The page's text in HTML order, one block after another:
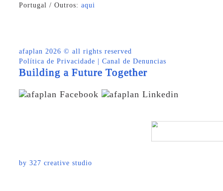
Portugal / Outros: aqui
afaplan 2026 © all rights reserved
Política de Privacidade
Canal de Denuncias
Building a Future Together
by 327 creative studio